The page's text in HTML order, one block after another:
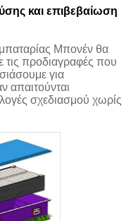
και επιβεβαίωση
Μπονέν θα
τις προδιαγραφές που
για
απαιτούνται
σχεδιασμού χωρίς